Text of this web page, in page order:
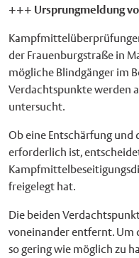
+++ Ursprungmeldung
der Frauenburgstraße in
mögliche Blindgänger im
Verdachtspunkte werden
untersucht.
Ob eine Entschärfung und
erforderlich ist,
freigelegt hat.
Die beiden
voneinander entfernt. Um
so gering wie möglich zu